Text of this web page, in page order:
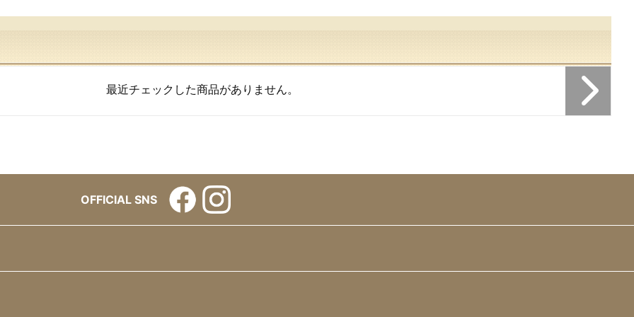
最近チェックした商品がありません。
OFFICIAL SNS